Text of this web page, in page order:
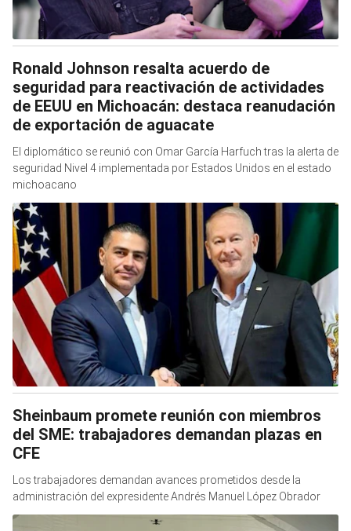
Ronald Johnson resalta acuerdo de
seguridad para reactivación de actividades
de EEUU en Michoacán: destaca reanudación
de exportación de aguacate
El diplomático se reunió con Omar García Harfuch tras la alerta de
seguridad Nivel 4 implementada por Estados Unidos en el estado
michoacano
Sheinbaum promete reunión con miembros
del SME: trabajadores demandan plazas en
CFE
Los trabajadores demandan avances prometidos desde la
administración del expresidente Andrés Manuel López Obrador